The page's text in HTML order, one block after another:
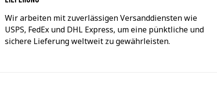
Wir arbeiten mit zuverlässigen Versanddiensten wie
USPS, FedEx und DHL Express, um eine pünktliche und
sichere Lieferung weltweit zu gewährleisten.